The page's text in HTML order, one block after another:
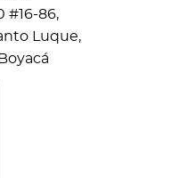
#16-86,
Luque,